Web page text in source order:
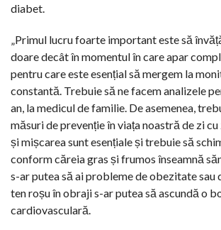
diabet.
„Primul lucru foarte important este să
doare decât în momentul în care apar
pentru care este esențial să mergem la
constantă. Trebuie să ne facem analizele
an, la medicul de familie. De asemenea,
măsuri de prevenție în viața noastră de zi cu
și mișcarea sunt esențiale și trebuie să
conform căreia gras și frumos înseamnă
s-ar putea să ai probleme de obezitate sau
ten roșu în obraji s-ar putea să ascundă o
cardiovasculară.